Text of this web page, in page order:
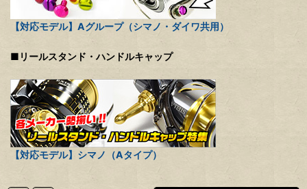
【対応モデル】Aグループ（シマノ・ダイワ共用）
■リールスタンド・ハンドルキャップ
【対応モデル】シマノ（Aタイプ）